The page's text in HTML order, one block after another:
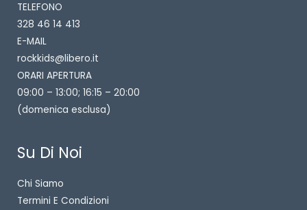
TELEFONO
328 46 14 413
E-MAIL
rockkids@libero.it
ORARI APERTURA
09:00 – 13:00; 16:15 – 20:00
(domenica esclusa)
Su Di Noi
Chi Siamo
Termini E Condizioni